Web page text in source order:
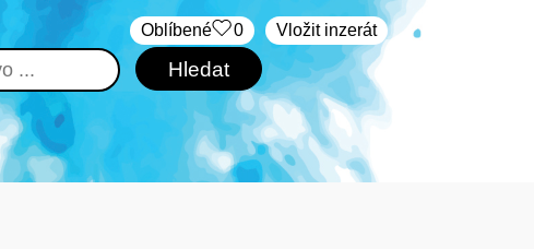
Vložit inzerát
Oblíbené 0